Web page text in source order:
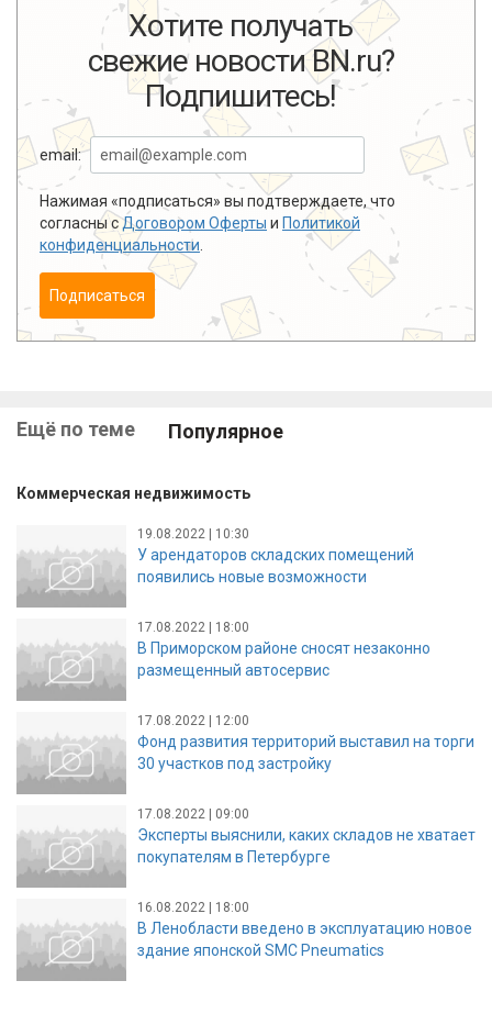
Хотите получать
свежие новости BN.ru?
Подпишитесь!
email:
Нажимая «подписаться» вы подтверждаете, что
согласны сДоговором Оферты и Политикой
конфиденциальности
Подписаться
Ещё по теме Популярное
Коммерческая недвижимость
19.08.2022 | 10:30
У арендаторов складских помещений
появились новые возможности
17.08.2022 | 18:00
В Приморском районе сносят незаконно
размещенный автосервис
17.08.2022 | 12:00
Фонд развития территорий выставил на торги
30 участков под застройку
17.08.2022 | 09:00
Эксперты выяснили, каких складов не хватает
покупателям в Петербурге
16.08.2022 | 18:00
В Ленобласти введено в эксплуатацию новое
здание японской SMC Pneumatics